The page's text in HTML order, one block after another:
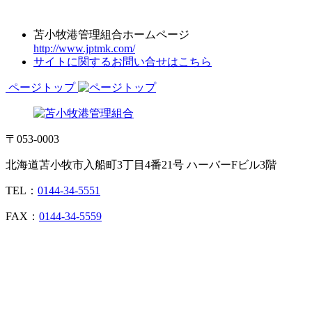
苫小牧港管理組合ホームページ
http://www.jptmk.com/
サイトに関するお問い合せはこちら
ページトップ
〒053-0003
北海道苫小牧市入船町3丁目4番21号 ハーバーFビル3階
TEL： 0144-34-5551
FAX： 0144-34-5559